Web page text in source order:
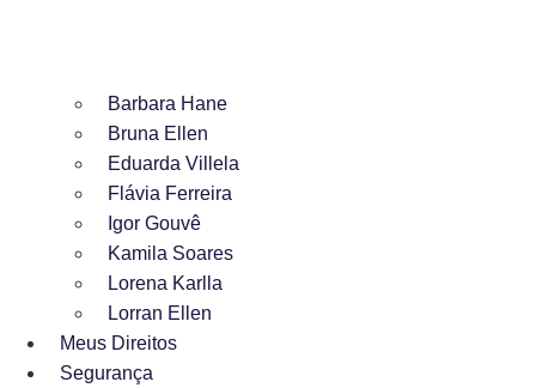
Barbara Hane
Bruna Ellen
Eduarda Villela
Flávia Ferreira
Igor Gouvê
Kamila Soares
Lorena Karlla
Lorran Ellen
Meus Direitos
Segurança